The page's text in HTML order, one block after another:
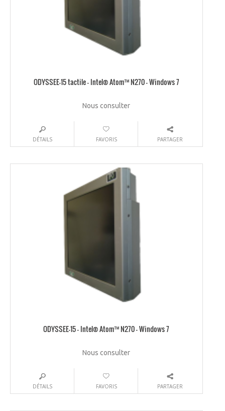
ODYSSEE-15 tactile – Intel® Atom™ N270 – Windows 7
Nous consulter
DÉTAILS FAVORIS PARTAGER
ODYSSEE-15 – Intel® Atom™ N270 – Windows 7
Nous consulter
DÉTAILS FAVORIS PARTAGER